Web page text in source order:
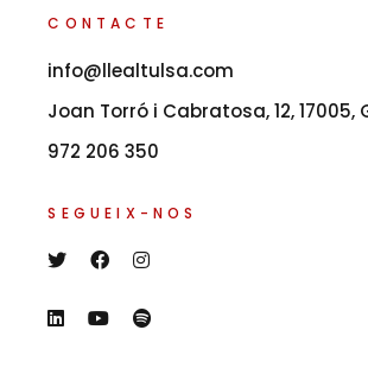
CONTACTE
info@llealtulsa.com
Joan Torró i Cabratosa, 12, 17005,
972 206 350
SEGUEIX-NOS